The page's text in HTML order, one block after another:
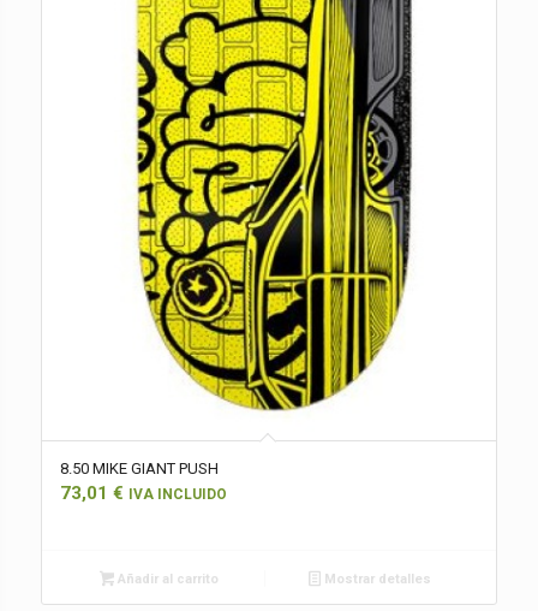
8.50 MIKE GIANT PUSH
73,01 € IVA INCLUIDO
Añadir al carrito Mostrar detalles